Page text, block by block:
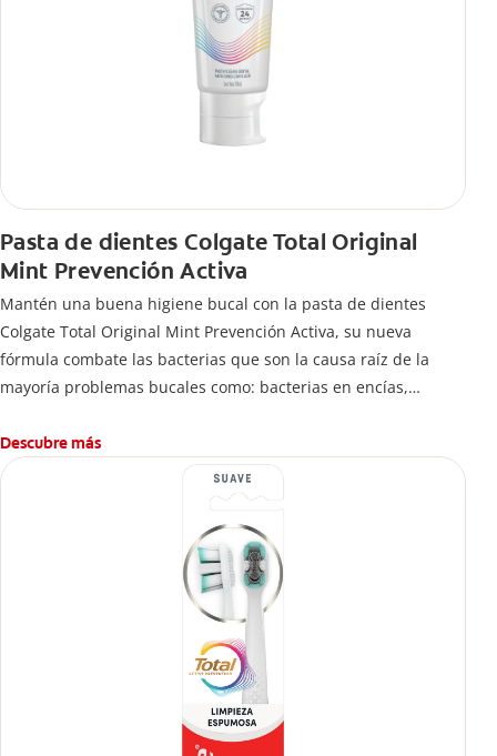
Pasta de dientes Colgate Total Original
Mint Prevención Activa
Mantén una buena higiene bucal con la pasta de dientes
Colgate Total Original Mint Prevención Activa, su nueva
fórmula combate las bacterias que son la causa raíz de la
mayoría problemas bucales como: bacterias en encías,
caries.
Descubre más